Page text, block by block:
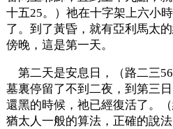
十五25。）祂在十字架上六小
了。到了黃昏，就有亞利馬太
傍晚，這是第一天。
第二天是安息日，（路二三
墓裏停留了不到二夜，到第三
還黑的時候，祂已經復活了。
猶太人一般的算法，正確的說